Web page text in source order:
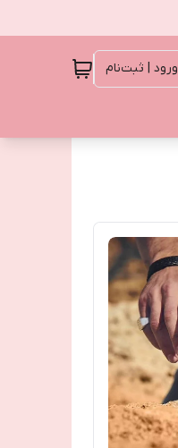
ورود | ثبت‌نام